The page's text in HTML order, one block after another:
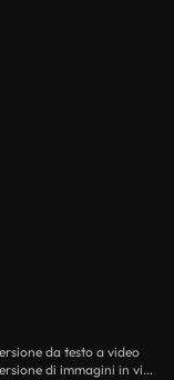
da testo a video
Flussi di lavoro di intelligenza artificiale per la conversione di immagini in video